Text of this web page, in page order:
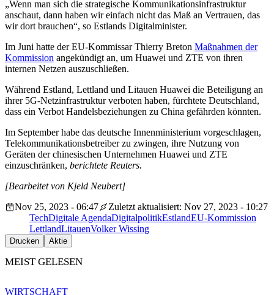
„Wenn man sich die strategische Kommunikationsinfrastruktur
anschaut, dann haben wir einfach nicht das Maß an Vertrauen, das
wir dort brauchen“, so Estlands Digitalminister.
Im Juni hatte der EU-Kommissar Thierry Breton Maßnahmen der
Kommission angekündigt an, um Huawei und ZTE von ihren
internen Netzen auszuschließen.
Während Estland, Lettland und Litauen Huawei die Beteiligung an
ihrer 5G-Netzinfrastruktur verboten haben, fürchtete Deutschland,
dass ein Verbot Handelsbeziehungen zu China gefährden könnten.
Im September habe das deutsche Innenministerium vorgeschlagen,
Telekommunikationsbetreiber zu zwingen, ihre Nutzung von
Geräten der chinesischen Unternehmen Huawei und ZTE
einzuschränken, berichtete Reuters.
[Bearbeitet von Kjeld Neubert]
Nov 25, 2023 - 06:47
Zuletzt aktualisiert: Nov 27, 2023 - 10:27
TechDigitale AgendaDigitalpolitikEstlandEU-Kommission
LettlandLitauenVolker Wissing
Drucken Aktie
MEIST GELESEN
WIRTSCHAFT